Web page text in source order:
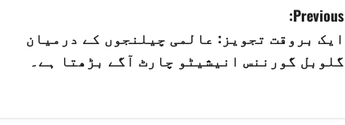
P
o
Previous:
ایک بروقت تجویز: عالمی چیلنجوں کے درمیان
گلوبل گورننس انیشیٹو چارٹ آگے بڑھتا ہے۔